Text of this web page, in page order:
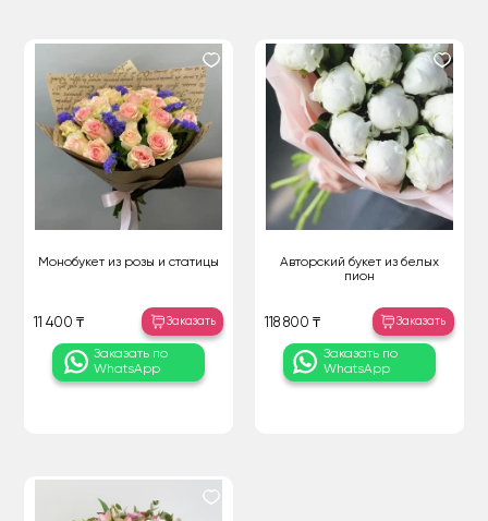
Монобукет из розы и статицы
11 400 ₸ Заказать
Заказать по
WhatsApp
Авторский букет из белых
пион
118 800 ₸ Заказать
Заказать по
WhatsApp